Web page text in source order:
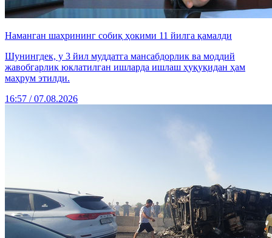
Наманган шаҳрининг собиқ ҳокими 11 йилга қамалди
Шунингдек, у 3 йил муддатга мансабдорлик ва моддий
жавобгарлик юклатилган ишларда ишлаш ҳуқуқидан ҳам
маҳрум этилди.
16:57 / 07.08.2026